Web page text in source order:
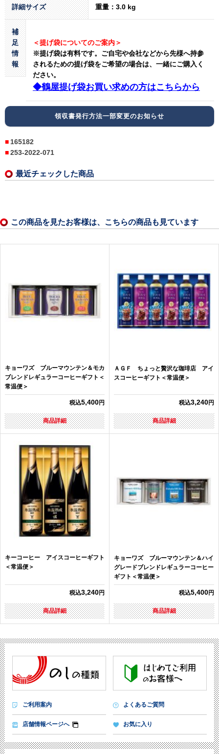
詳細サイズ 重量：3.0 kg
補
足
情
報
＜提げ袋についてのご案内＞
※提げ袋は有料です。 ご自宅や会社などから先様へ持参
されるための提げ袋をご希望の場合は、一緒にご購入く
ださい。
◆鶴屋提げ袋お買い求めの方はこちらから
領収書発行方法一部変更のお知らせ
165182
253-2022-071
最近チェックした商品
この商品を見たお客様は、こちらの商品も見ています
キョーワズ ブルーマウンテン＆モカ
ブレンドレギュラーコーヒーギフト＜
常温便＞
税込5,400円
商品詳細
ＡＧＦ ちょっと贅沢な珈琲店 アイ
スコーヒーギフト＜常温便＞
税込3,240円
商品詳細
キーコーヒー アイスコーヒーギフト
＜常温便＞
税込3,240円
商品詳細
キョーワズ ブルーマウンテン＆ハイ
グレードブレンドレギュラーコーヒー
ギフト＜常温便＞
税込5,400円
商品詳細
ご利用案内 よくあるご質問
店舗情報ページへ お気に入り